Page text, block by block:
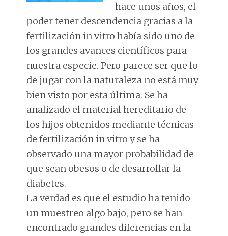
hace unos años, el
poder tener descendencia gracias a la
fertilización in vitro había sido uno de
los grandes avances científicos para
nuestra especie. Pero parece ser que lo
de jugar con la naturaleza no está muy
bien visto por esta última. Se ha
analizado el material hereditario de
los hijos obtenidos mediante técnicas
de fertilización in vitro y se ha
observado una mayor probabilidad de
que sean obesos o de desarrollar la
diabetes.
La verdad es que el estudio ha tenido
un muestreo algo bajo, pero se han
encontrado grandes diferencias en la